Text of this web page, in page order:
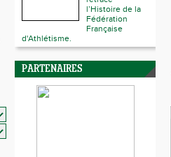
l’Histoire de la
Fédération
Française
d'Athlétisme.
PARTENAIRES